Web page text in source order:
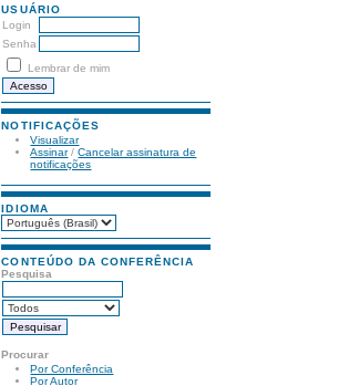
USUÁRIO
Login
Senha
Lembrar de mim
NOTIFICAÇÕES
Visualizar
Assinar/Cancelar assinatura de
notificações
IDIOMA
CONTEÚDO DA CONFERÊNCIA
Pesquisa
Procurar
Por Conferência
Por Autor